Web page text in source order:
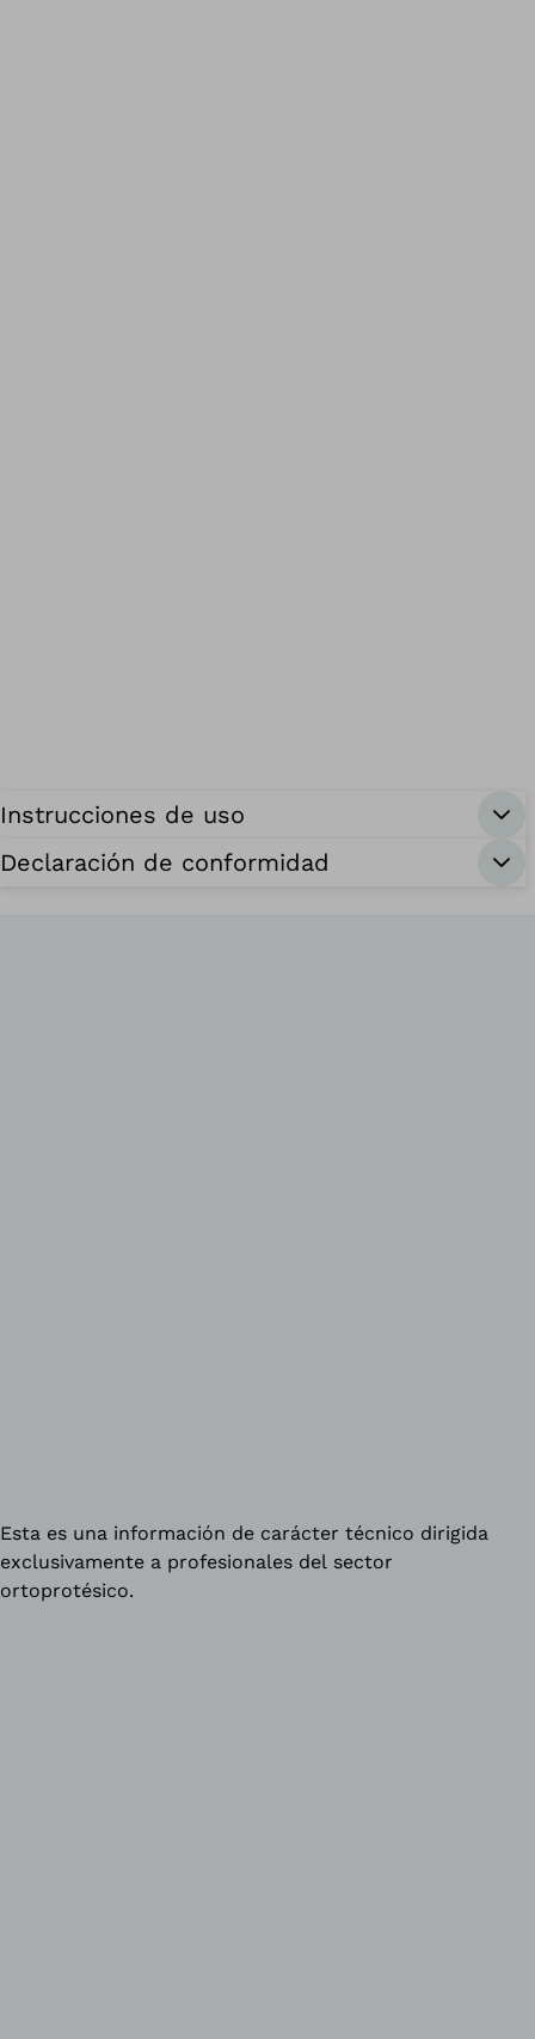
Instrucciones de uso
Declaración de conformidad
Esta es una información de carácter técnico dirigida
exclusivamente a profesionales del sector
ortoprotésico.